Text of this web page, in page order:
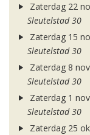
Zaterdag 22
Sleutelstad 30
Zaterdag 15
Sleutelstad 30
Zaterdag 8
Sleutelstad 30
Zaterdag 1
Sleutelstad 30
Zaterdag 25